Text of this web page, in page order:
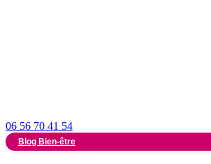
06 56 70 41 54
Blog Bien-être